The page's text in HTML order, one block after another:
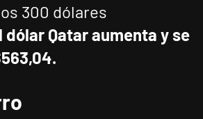
300 dólares
dólar Qatar aumenta y se